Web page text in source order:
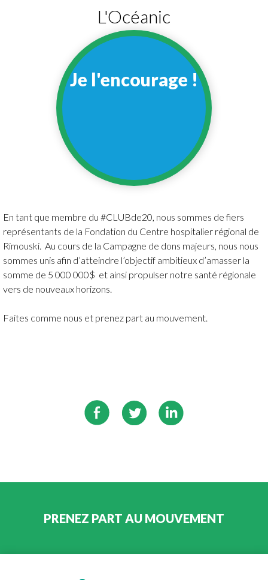
L'Océanic
Je l'encourage !
En tant que membre du #CLUBde20, nous sommes de fiers
représentants de la Fondation du Centre hospitalier régional de
Rimouski. Au cours de la Campagne de dons majeurs, nous nous
sommes unis afin d’atteindre l’objectif ambitieux d’amasser la
somme de 5 000 000$ et ainsi propulser notre santé régionale
vers de nouveaux horizons.
Faites comme nous et prenez part au mouvement.
PRENEZ PART AU MOUVEMENT